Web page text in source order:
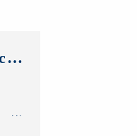
Bando Progetti Discografici dal Vivo 2025 – 2026: pubblicato l’elenco accreditati sessione autunnale